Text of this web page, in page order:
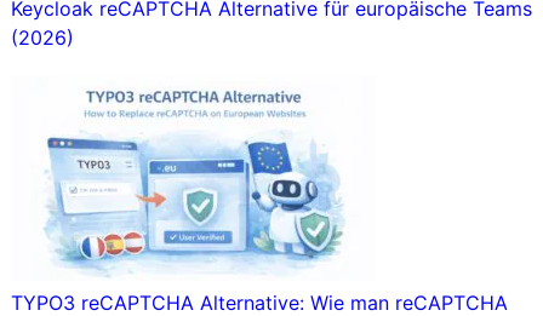
Keycloak reCAPTCHA Alternative für europäische Teams
(2026)
TYPO3 reCAPTCHA Alternative: Wie man reCAPTCHA